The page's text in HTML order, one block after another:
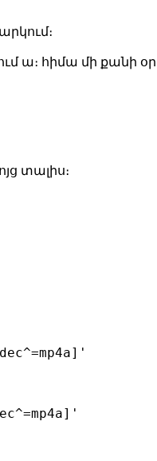
ա։ հիմա մի քանի
տալիս։